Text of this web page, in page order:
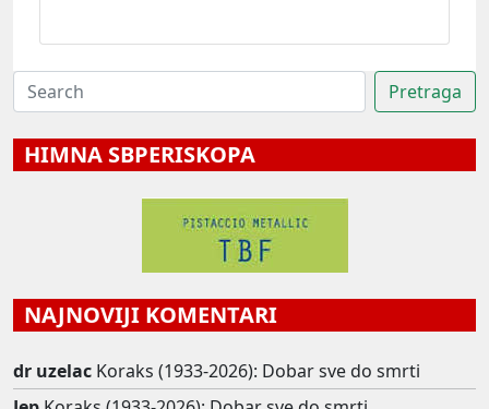
HIMNA SBPERISKOPA
NAJNOVIJI KOMENTARI
dr uzelac Koraks (1933-2026): Dobar sve do smrti